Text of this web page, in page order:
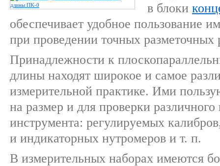
в блоки
обеспечивает удобное пользование
при проведении точных разметочных
Принадлежности к
длины находят широкое и самое
измерительной практике. Ими
на размер и для проверки различного
инструмента: регулируемых
и индикаторных нутромеров и т. п.
В измерительных наборах имеются